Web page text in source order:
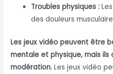
Troubles physiques :
des douleurs
Les jeux vidéo peuvent être
mentale et physique, mais
modération. Les jeux vidéo